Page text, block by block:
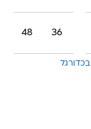
36
48